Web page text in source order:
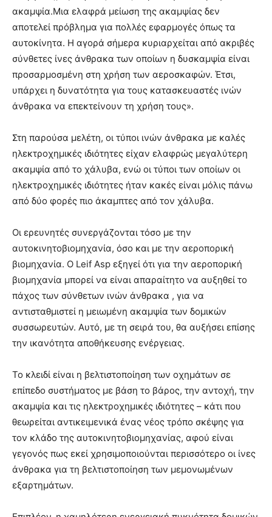
ακαμψία.Μια ελαφρά μείωση της ακαμψίας δεν
αποτελεί πρόβλημα για πολλές εφαρμογές όπως τα
αυτοκίνητα. Η αγορά σήμερα κυριαρχείται από ακριβές
σύνθετες ίνες άνθρακα των οποίων η δυσκαμψία είναι
προσαρμοσμένη στη χρήση των αεροσκαφών. Έτσι,
υπάρχει η δυνατότητα για τους κατασκευαστές ινών
άνθρακα να επεκτείνουν τη χρήση τους».
Στη παρούσα μελέτη, οι τύποι ινών άνθρακα με καλές
ηλεκτροχημικές ιδιότητες είχαν ελαφρώς μεγαλύτερη
ακαμψία από το χάλυβα, ενώ οι τύποι των οποίων οι
ηλεκτροχημικές ιδιότητες ήταν κακές είναι μόλις πάνω
από δύο φορές πιο άκαμπτες από τον χάλυβα.
Οι ερευνητές συνεργάζονται τόσο με την
αυτοκινητοβιομηχανία, όσο και με την αεροπορική
βιομηχανία. Ο Leif Asp εξηγεί ότι για την αεροπορική
βιομηχανία μπορεί να είναι απαραίτητο να αυξηθεί το
πάχος των σύνθετων ινών άνθρακα , για να
αντισταθμιστεί η μειωμένη ακαμψία των δομικών
συσσωρευτών. Αυτό, με τη σειρά του, θα αυξήσει επίσης
την ικανότητα αποθήκευσης ενέργειας.
Το κλειδί είναι η βελτιστοποίηση των οχημάτων σε
επίπεδο συστήματος με βάση το βάρος, την αντοχή, την
ακαμψία και τις ηλεκτροχημικές ιδιότητες – κάτι που
θεωρείται αντικειμενικά ένας νέος τρόπο σκέψης για
τον κλάδο της αυτοκινητοβιομηχανίας, αφού είναι
γεγονός πως εκεί χρησιμοποιούνται περισσότερο οι ίνες
άνθρακα για τη βελτιστοποίηση των μεμονωμένων
εξαρτημάτων.